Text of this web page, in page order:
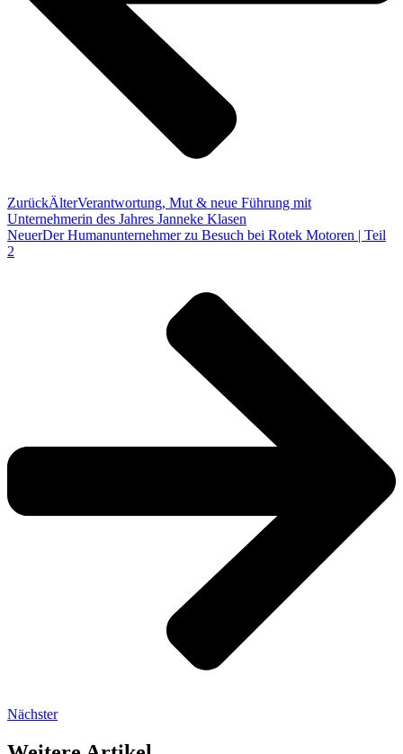
ZurückÄlterVerantwortung, Mut & neue Führung mit
Unternehmerin des Jahres Janneke Klasen
NeuerDer Humanunternehmer zu Besuch bei Rotek Motoren | Teil
2
Nächster